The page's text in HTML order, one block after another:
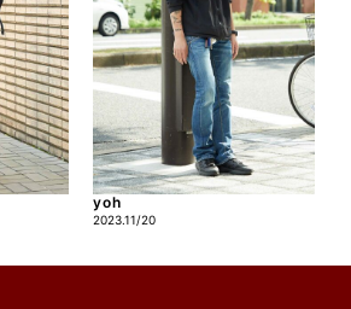
yoh
2023.11/20